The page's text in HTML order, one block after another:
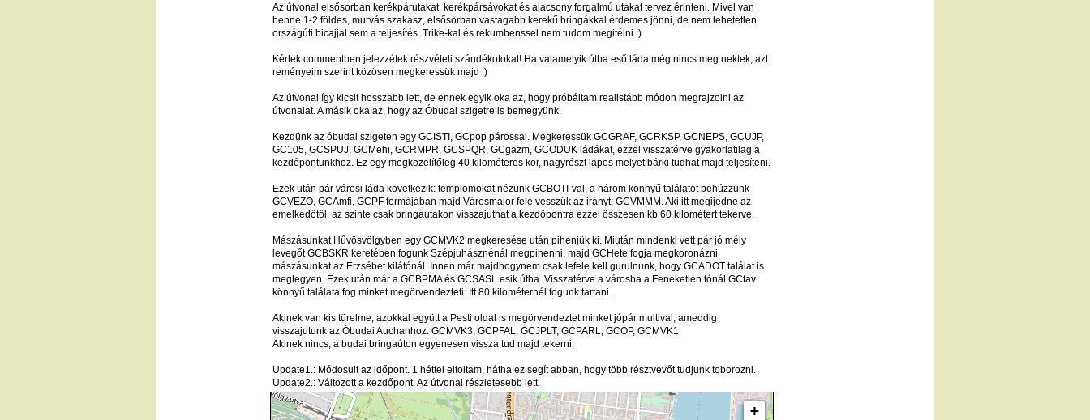
Az útvonal elsősorban kerékpárutakat, kerékpársávokat és alacsony forgalmú utakat tervez érinteni. Mivel van
benne 1-2 földes, murvás szakasz, elsősorban vastagabb kerekű bringákkal érdemes jönni, de nem lehetetlen
országúti bicajjal sem a teljesítés. Trike-kal és rekumbenssel nem tudom megitélni :)
Kérlek commentben jelezzétek részvételi szándékotokat! Ha valamelyik útba eső láda még nincs meg nektek, azt
reményeim szerint közösen megkeressük majd :)
Az útvonal így kicsit hosszabb lett, de ennek egyik oka az, hogy próbáltam realistább módon megrajzolni az
útvonalat. A másik oka az, hogy az Óbudai szigetre is bemegyünk.
Kezdünk az óbudai szigeten egy GCISTI, GCpop párossal. Megkeressük GCGRAF, GCRKSP, GCNEPS, GCUJP,
GC105, GCSPUJ, GCMehi, GCRMPR, GCSPQR, GCgazm, GCODUK ládákat, ezzel visszatérve gyakorlatilag a
kezdőpontunkhoz. Ez egy megközelítőleg 40 kilométeres kör, nagyrészt lapos melyet bárki tudhat majd teljesíteni.
Ezek után pár városi láda következik: templomokat nézünk GCBOTI-val, a három könnyű találatot behúzzunk
GCVEZO, GCAmfi, GCPF formájában majd Városmajor felé vesszük az irányt: GCVMMM. Aki itt megijedne az
emelkedőtől, az szinte csak bringautakon visszajuthat a kezdőpontra ezzel összesen kb 60 kilométert tekerve.
Mászásunkat Hűvösvölgyben egy GCMVK2 megkeresése után pihenjük ki. Miután mindenki vett pár jó mély
levegőt GCBSKR keretében fogunk Szépjuhásznénál megpihenni, majd GCHete fogja megkoronázni
mászásunkat az Erzsébet kilátónál. Innen már majdhogynem csak lefele kell gurulnunk, hogy GCADOT találat is
meglegyen. Ezek után már a GCBPMA és GCSASL esik útba. Visszatérve a városba a Feneketlen tónál GCtav
könnyű találata fog minket megörvendezteti. Itt 80 kilométernél fogunk tartani.
Akinek van kis türelme, azokkal együtt a Pesti oldal is megörvendeztet minket jópár multival, ameddig
visszajutunk az Óbudai Auchanhoz: GCMVK3, GCPFAL, GCJPLT, GCPARL, GCOP, GCMVK1
Akinek nincs, a budai bringaúton egyenesen vissza tud majd tekerni.
Update1.: Módosult az időpont. 1 héttel eltoltam, hátha ez segít abban, hogy több résztvevőt tudjunk toborozni.
Update2.: Változott a kezdőpont. Az útvonal részletesebb lett.
+